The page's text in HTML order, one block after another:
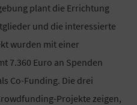
plant die Errichtung
und die interessierte
wurden mit einer
7.360 Euro an Spenden
Co-Funding. Die drei
Projekte zeigen,